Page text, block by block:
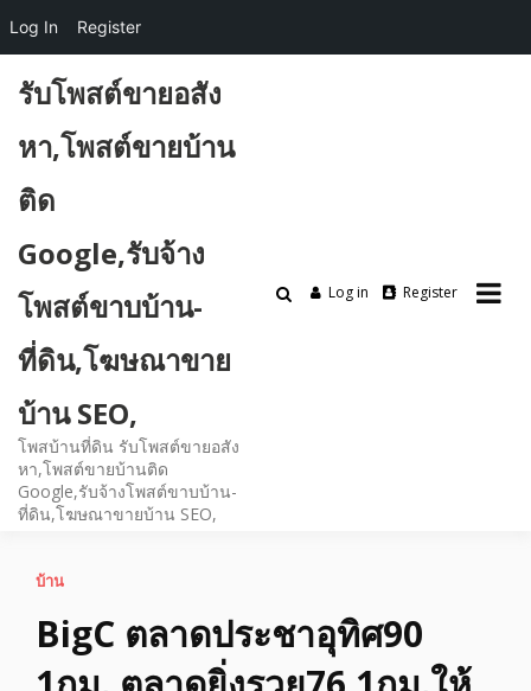
content
รับโพสต์ขายอสัง
หา,โพสต์ขายบ้าน
ติด
Google,รับจ้าง
โพสต์ขาบบ้าน-
ที่ดิน,โฆษณาขาย
บ้าน SEO,
โพสบ้านที่ดิน รับโพสต์ขายอสัง
หา,โพสต์ขายบ้านติด
Google,รับจ้างโพสต์ขาบบ้าน-
ที่ดิน,โฆษณาขายบ้าน SEO,
Log in Register
บ้าน
BigC ตลาดประชาอุทิศ90
Log In Register